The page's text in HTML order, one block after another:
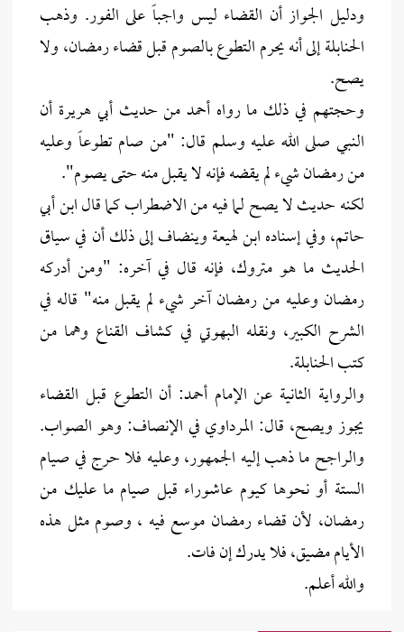
ودليل الجواز أن القضاء ليس واجباً على الفور. وذهب
الحنابلة إلى أنه يحرم التطوع بالصوم قبل قضاء رمضان، ولا
يصح.
وحجتهم في ذلك ما رواه أحمد من حديث أبي هريرة أن
النبي صلى الله عليه وسلم قال: "من صام تطوعاً وعليه
من رمضان شيء لم يقضه فإنه لا يقبل منه حتى يصوم".
لكنه حديث لا يصح لما فيه من الاضطراب كما قال ابن أبي
حاتم، وفي إسناده ابن لهيعة وينضاف إلى ذلك أن في سياق
الحديث ما هو متروك، فإنه قال في آخره: "ومن أدركه
رمضان وعليه من رمضان آخر شيء لم يقبل منه" قاله في
الشرح الكبير، ونقله البهوتي في كشاف القناع وهما من
كتب الحنابلة.
والرواية الثانية عن الإمام أحمد: أن التطوع قبل القضاء
يجوز ويصح، قال: المرداوي في الإنصاف: وهو الصواب.
والراجح ما ذهب إليه الجمهور، وعليه فلا حرج في صيام
الستة أو نحوها كيوم عاشوراء قبل صيام ما عليك من
رمضان، لأن قضاء رمضان موسع فيه ، وصوم مثل هذه
الأيام مضيق، فلا يدرك إن فات.
والله أعلم.